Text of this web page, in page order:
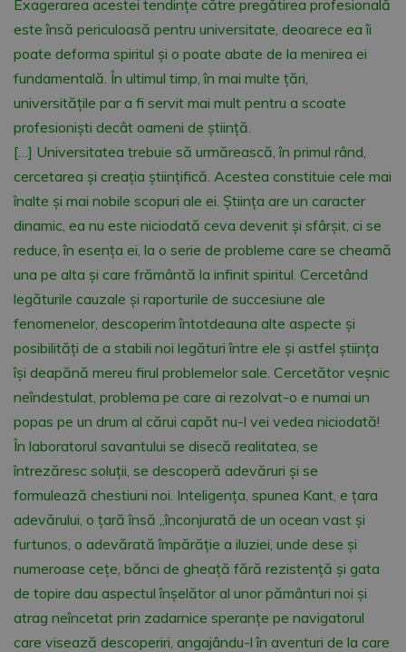
Exagerarea acestei tendinţe către pregătirea profesională
este însă periculoasă pentru universitate, deoarece ea îi
poate deforma spiritul şi o poate abate de la menirea ei
fundamentală. În ultimul timp, în mai multe ţări,
universităţile par a fi servit mai mult pentru a scoate
profesionişti decât oameni de ştiinţă.
[…] Universitatea trebuie să urmărească, în primul rând,
cercetarea şi creaţia ştiinţifică. Acestea constituie cele mai
înalte şi mai nobile scopuri ale ei. Ştiinţa are un caracter
dinamic, ea nu este niciodată ceva devenit şi sfârşit, ci se
reduce, în esenţa ei, la o serie de probleme care se cheamă
una pe alta şi care frământă la infinit spiritul. Cercetând
legăturile cauzale şi raporturile de succesiune ale
fenomenelor, descoperim întotdeauna alte aspecte şi
posibilităţi de a stabili noi legături între ele şi astfel ştiinţa
îşi deapănă mereu firul problemelor sale. Cercetător veşnic
neîndestulat, problema pe care ai rezolvat-o e numai un
popas pe un drum al cărui capăt nu-l vei vedea niciodată!
În laboratorul savantului se disecă realitatea, se
întrezăresc soluţii, se descoperă adevăruri şi se
formulează chestiuni noi. Inteligenţa, spunea Kant, e ţara
adevărului, o ţară însă „înconjurată de un ocean vast şi
furtunos, o adevărată împărăţie a iluziei, unde dese şi
numeroase ceţe, bănci de gheaţă fără rezistenţă şi gata
de topire dau aspectul înşelător al unor pământuri noi şi
atrag neîncetat prin zadarnice speranţe pe navigatorul
care visează descoperiri, angajându-l în aventuri de la care